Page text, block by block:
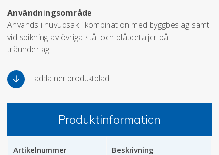
Användningsområde
Används i huvudsak i kombination med byggbeslag samt
vid spikning av övriga stål och plåtdetaljer på
träunderlag.
Ladda ner produktblad
Produktinformation
Artikelnummer Beskrivning